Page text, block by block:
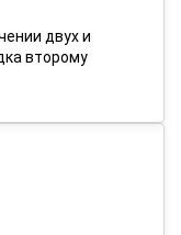
двух и
второму